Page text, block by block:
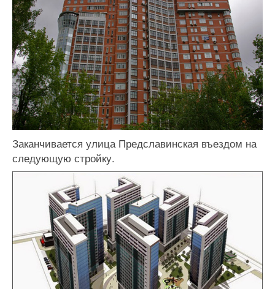
Заканчивается улица Предславинская въездом на
следующую стройку.